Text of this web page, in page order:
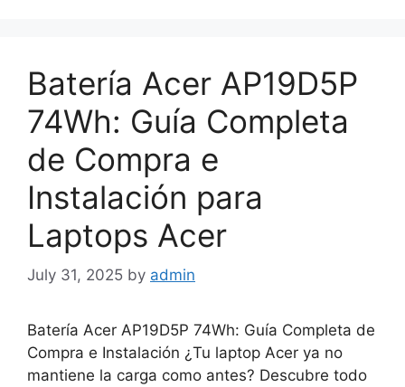
Batería Acer AP19D5P
74Wh: Guía Completa
de Compra e
Instalación para
Laptops Acer
July 31, 2025 by admin
Batería Acer AP19D5P 74Wh: Guía Completa de
Compra e Instalación ¿Tu laptop Acer ya no
mantiene la carga como antes? Descubre todo